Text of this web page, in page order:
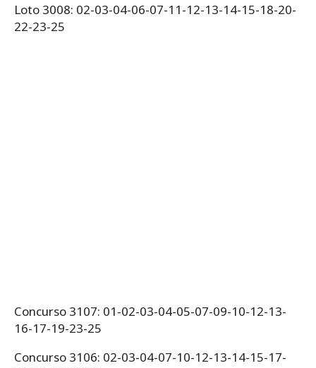
Loto 3008: 02-03-04-06-07-11-12-13-14-15-18-20-
22-23-25
Concurso 3107: 01-02-03-04-05-07-09-10-12-13-
16-17-19-23-25
Concurso 3106: 02-03-04-07-10-12-13-14-15-17-